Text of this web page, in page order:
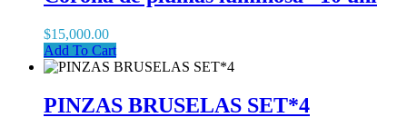
$15,000.00
Add To Cart
PINZAS BRUSELAS SET*4